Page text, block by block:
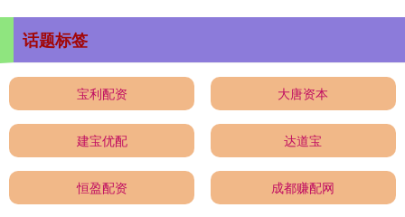
话题标签
宝利配资 大唐资本
建宝优配 达道宝
恒盈配资 成都赚配网